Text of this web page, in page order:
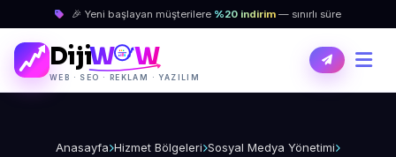
🎉 Yeni başlayan müşterilere %20 indirim — sınırlı süre
DijiW W
WEB · SEO · REKLAM · YAZILIM
Anasayfa Hizmet Bölgeleri Sosyal Medya Yönetimi